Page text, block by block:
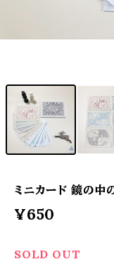
ミニカード 鏡の中
¥650
SOLD OUT